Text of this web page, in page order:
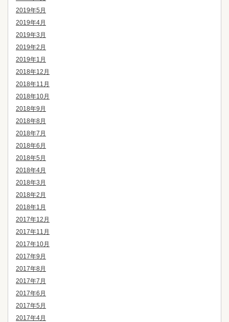
2019年5月
2019年4月
2019年3月
2019年2月
2019年1月
2018年12月
2018年11月
2018年10月
2018年9月
2018年8月
2018年7月
2018年6月
2018年5月
2018年4月
2018年3月
2018年2月
2018年1月
2017年12月
2017年11月
2017年10月
2017年9月
2017年8月
2017年7月
2017年6月
2017年5月
2017年4月